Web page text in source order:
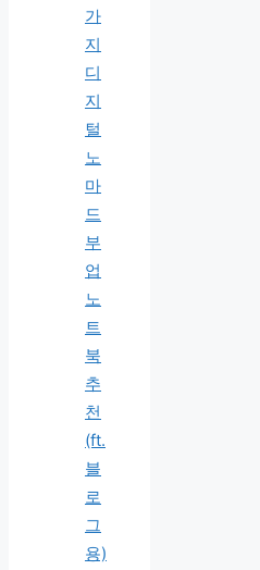
가
지
디
지
털
노
마
드
부
업
노
트
북
추
천
(ft.
블
로
그
용)